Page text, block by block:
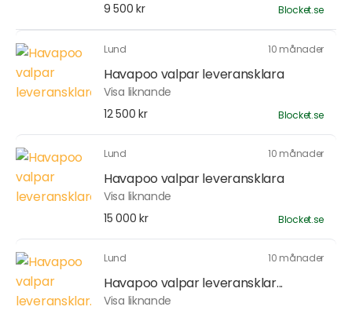
9 500 kr
Blocket.se
Lund 10 månader
Havapoo valpar leveransklara
Visa liknande
12 500 kr
Blocket.se
Lund 10 månader
Havapoo valpar leveransklara
Visa liknande
15 000 kr
Blocket.se
Lund 10 månader
Havapoo valpar leveransklar...
Visa liknande